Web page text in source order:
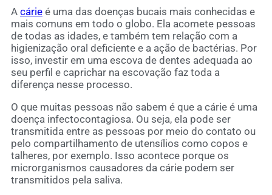
A cárie é uma das doenças bucais mais conhecidas e
mais comuns em todo o globo. Ela acomete pessoas
de todas as idades, e também tem relação com a
higienização oral deficiente e a ação de bactérias. Por
isso, investir em uma escova de dentes adequada ao
seu perfil e caprichar na escovação faz toda a
diferença nesse processo.
O que muitas pessoas não sabem é que a cárie é uma
doença infectocontagiosa. Ou seja, ela pode ser
transmitida entre as pessoas por meio do contato ou
pelo compartilhamento de utensílios como copos e
talheres, por exemplo. Isso acontece porque os
microrganismos causadores da cárie podem ser
transmitidos pela saliva.